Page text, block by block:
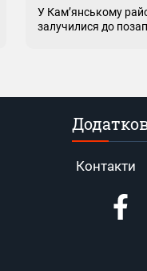
У Кам’янському
залучилися до
Контакти